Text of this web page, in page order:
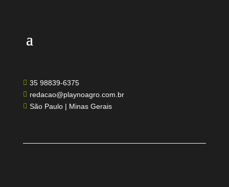
 35 98839-6375
 redacao@playnoagro.com.br
 São Paulo | Minas Gerais